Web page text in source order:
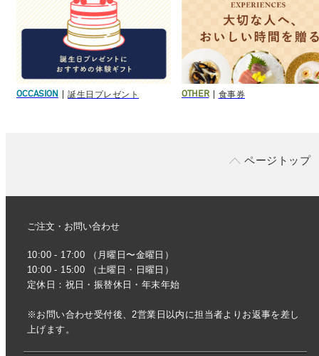
OCCASION 誕生日プレゼント OTHER 食事券
ページトップ
ご注文・お問い合わせ
10:00 - 17:00 （月曜日〜金曜日）
10:00 - 15:00 （土曜日・日曜日）
定休日：祝日・振替休日・年末年始
※お問い合わせ受付後、2営業日以内に担当者よりお返事を差し
上げます。